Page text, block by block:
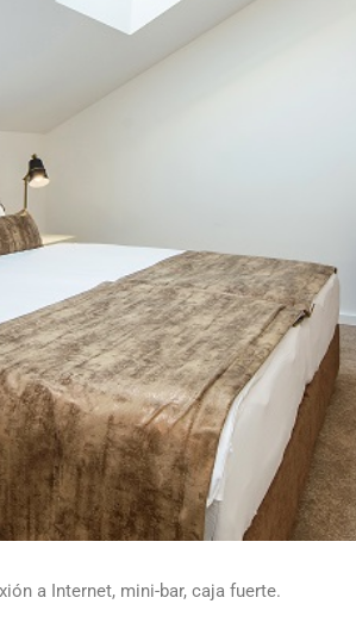
a Internet, mini-bar, caja fuerte.